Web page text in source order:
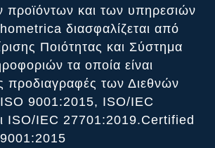
προϊόντων και των υπηρεσιών
διασφαλίζεται από
Ποιότητας και Σύστημα
τα οποία είναι
προδιαγραφές των Διεθνών
9001:2015, ISO/IEC
ISO/IEC 27701:2019.Certified